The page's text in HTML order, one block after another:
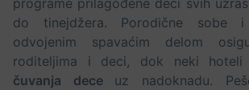
programe prilagođene deci svih
do tinejdžera. Porodične sobe
odvojenim spavaćim delom
roditeljima i deci, dok neki
čuvanja dece uz nadoknadu.